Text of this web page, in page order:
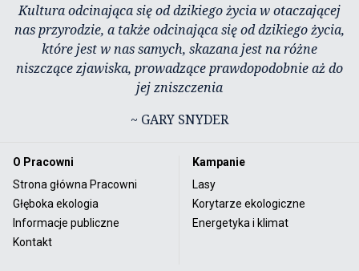
Kultura odcinająca się od dzikiego życia w otaczającej
nas przyrodzie, a także odcinająca się od dzikiego życia,
które jest w nas samych, skazana jest na różne
niszczące zjawiska, prowadzące prawdopodobnie aż do
jej zniszczenia
~ GARY SNYDER
O Pracowni
Strona główna Pracowni
Głęboka ekologia
Informacje publiczne
Kontakt
Kampanie
Lasy
Korytarze ekologiczne
Energetyka i klimat